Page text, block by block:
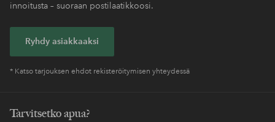
innoitusta – suoraan postilaatikkoosi.
Ryhdy asiakkaaksi
* Katso tarjouksen ehdot rekisteröitymisen yhteydessä
Tarvitsetko apua?